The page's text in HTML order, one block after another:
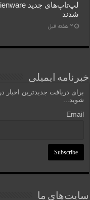
شدند
2 هفته قبل
خبرنامه ایمیلی
برای دریافت جدیدترین
شوید...
Email
سایت‌های ما